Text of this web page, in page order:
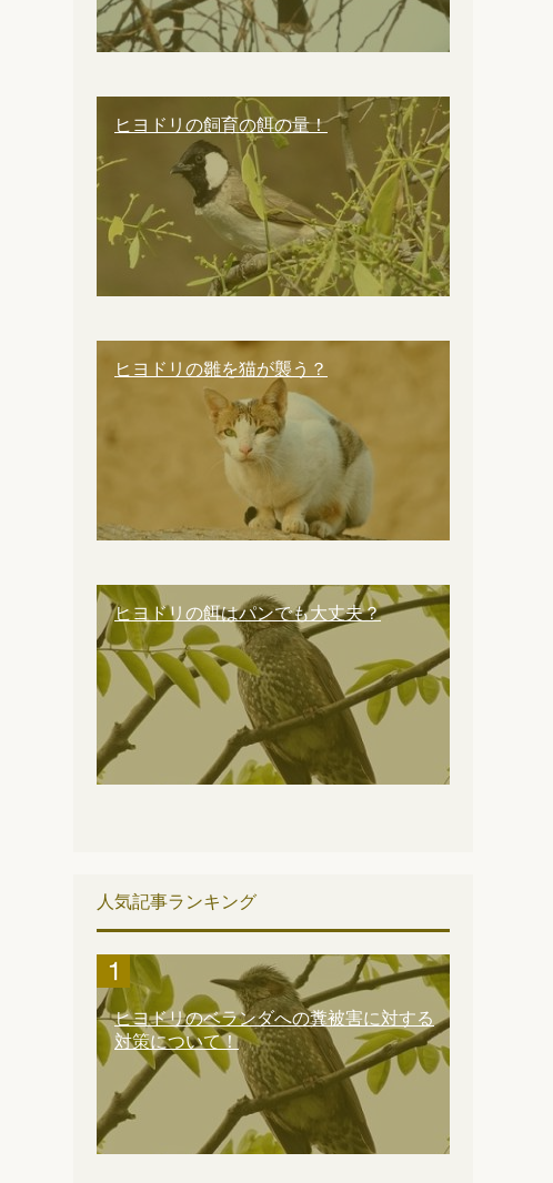
ヒヨドリの飼育の餌の量！
ヒヨドリの雛を猫が襲う？
ヒヨドリの餌はパンでも大丈夫？
人気記事ランキング
ヒヨドリのベランダへの糞被害に対する
対策について！